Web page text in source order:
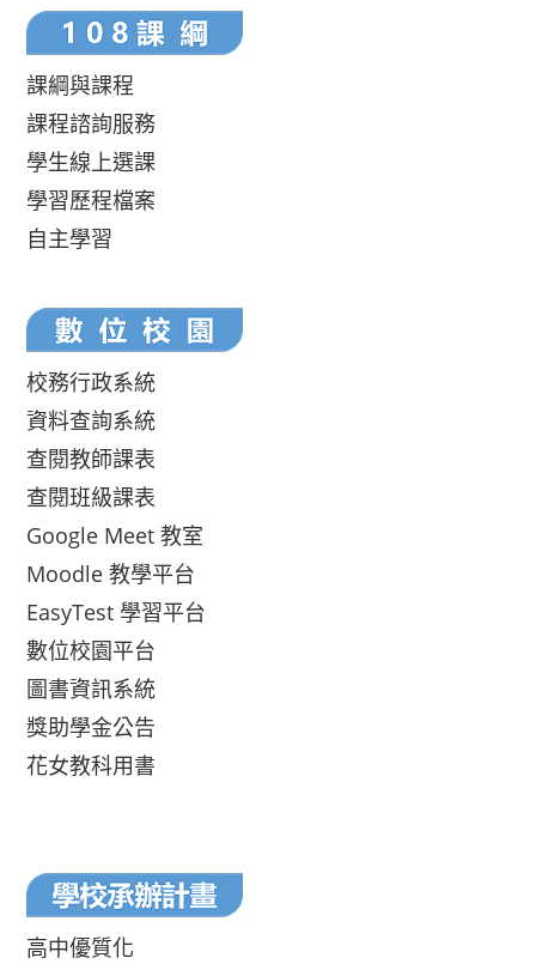
課綱與課程
課程諮詢服務
學生線上選課
學習歷程檔案
自主學習
校務行政系統
資料查詢系統
查閱教師課表
查閱班級課表
Google Meet 教室
Moodle 教學平台
EasyTest 學習平台
數位校園平台
圖書資訊系統
獎助學金公告
花女教科用書
高中優質化